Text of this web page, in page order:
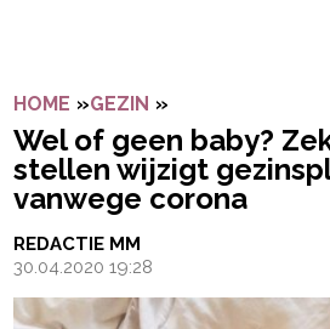
HOME »GEZIN »
Wel of geen baby?
stellen wijzigt
vanwege corona
REDACTIE MM
30.04.2020 19:28